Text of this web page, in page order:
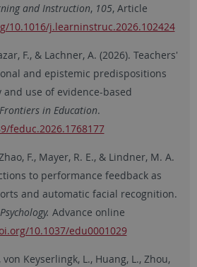
and Instruction, 105, Article
10.1016/j.learninstruc.2026.102424
F., & Lachner, A. (2026). Teachers'
and epistemic predispositions
use of evidence-based
Frontiers in Education.
feduc.2026.1768177
F., Mayer, R. E., & Lindner, M. A.
to performance feedback as
and automatic facial recognition.
Advance online
10.1037/edu0001029
von Keyserlingk, L., Huang, L., Zhou,